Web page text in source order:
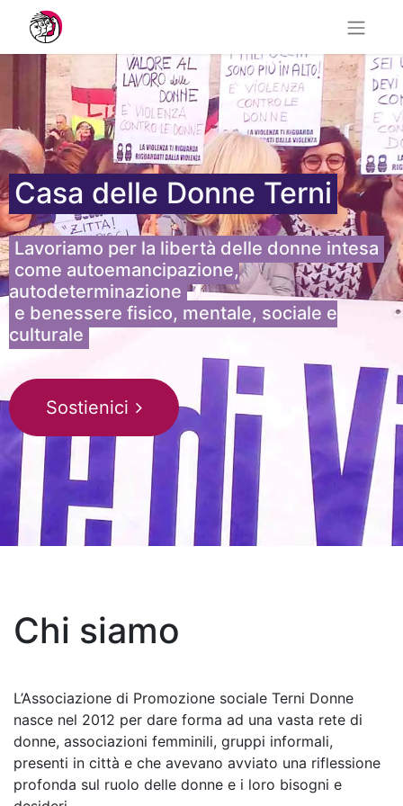
Casa delle Donne Terni
Lavoriamo per la libertà delle donne intesa
come autoemanc​ipazione,
autodeterminazione
e benessere fisico, mentale, sociale e
culturale
Sostienici
Chi siamo
L’Associazione di Promozione sociale Terni Donne
nasce nel 2012 per dare forma ad una vasta rete di
donne, associazioni femminili, gruppi informali,
presenti in città e che avevano avviato una riflessione
profonda sul ruolo delle donne e i loro bisogni e